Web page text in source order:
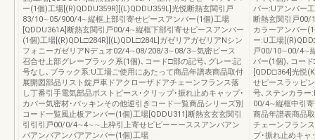
ー(1個)工場[(R)QDDU359R][(L)QDDU359L]光悦断熱玄関引戸
83/10∼05/900/4∼縦框上部引寄せピースアンバー(1個)工場
[QDDU361A]断熱玄関引戸00/4∼縦框下部引寄せピースアンバー
(1個)工場[(R)QDL□284R][(L)QDL□284L]ガゼリアガゼリアNシン
フォニーガゼリアNデュオ02/4∼08/208/3∼08/3∼気密ピース
召合せ上部グレーブラック系(1個)､コード□部の記号､グレー:記
号なし､ブラック系:U工場ご使用にあたって商品年譜表商品取付
展開図部品リスト錠戸車ドアクローザドアチェーンフランス落
し丁番引手電気部品ポストピース･クリップ･振れ止めキャップ･
カバー気密材･パッキンその他逆引きコード一覧商品シリーズ別
コード一覧風止板アンバー(1個)工場[QDDU311]断熱玄玄玄関引
引引引戸00/0/4∼4∼∼上枠引上寄せピピーーーススアンバアン
バアンバアンバアアンバー(1個)工場
バー:Uアンバー
断熱玄関引戸00/
カラーアンバー
ー:U工場
戸00/10∼00/4∼
バー(1個)､コー
[QDD□364]光悦
せピースラッピ
号､ステンカラー
00/4∼縦框中引
商品年譜表商品
チェーンフラン
プ･振れ止めキャ